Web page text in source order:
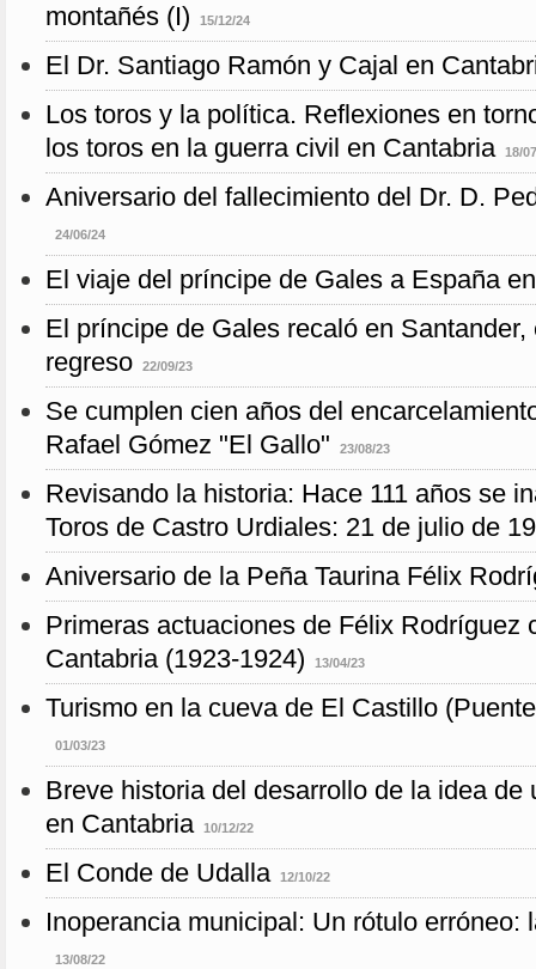
montañés (I)
15/12/24
El Dr. Santiago Ramón y Cajal en
Los toros y la política. Reflexiones en
los toros en la guerra civil en Cantabria
18/
Aniversario del fallecimiento del Dr. D.
24/06/24
El viaje del príncipe de Gales a España
El príncipe de Gales recaló en
regreso
22/09/23
Se cumplen cien años del
Rafael Gómez "El Gallo"
23/08/23
Revisando la historia: Hace 111 años se
Toros de Castro Urdiales: 21 de julio de
Aniversario de la Peña Taurina Félix
Primeras actuaciones de Félix Rodríguez
Cantabria (1923-1924)
13/04/23
Turismo en la cueva de El Castillo
01/03/23
Breve historia del desarrollo de la idea de
en Cantabria
10/12/22
El Conde de Udalla 12/10/22
Inoperancia municipal: Un rótulo erróneo:
13/08/22